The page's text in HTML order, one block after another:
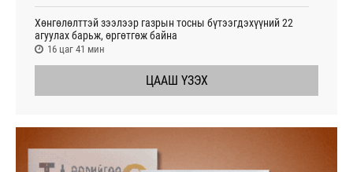
Хөнгөлөлттэй зээлээр газрын тосны бүтээгдэхүүний 22
агуулах барьж, өргөтгөж байна
16 цаг 41 мин
ЦААШ ҮЗЭХ